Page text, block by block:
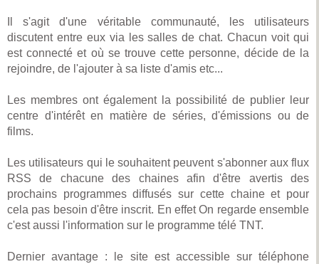
Il s'agit d'une véritable communauté, les utilisateurs
discutent entre eux via les salles de chat. Chacun voit qui
est connecté et où se trouve cette personne, décide de la
rejoindre, de l'ajouter à sa liste d'amis etc...
Les membres ont également la possibilité de publier leur
centre d'intérêt en matière de séries, d'émissions ou de
films.
Les utilisateurs qui le souhaitent peuvent s'abonner aux flux
RSS de chacune des chaines afin d'être avertis des
prochains programmes diffusés sur cette chaine et pour
cela pas besoin d'être inscrit. En effet On regarde ensemble
c'est aussi l'information sur le programme télé TNT.
Dernier avantage : le site est accessible sur téléphone